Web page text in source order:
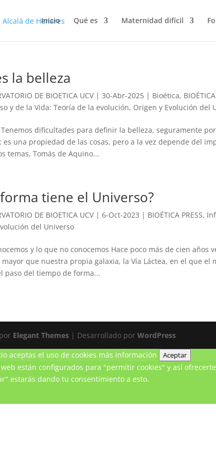
Inicio Qué es Maternidad difícil
la belleza
DE BIOETICA UCV|30-Abr-2025 | Bioética,
y de la Vida: Teoría de la evolución, Origen y Evolución del
Tenemos dificultades para definir la belleza, seguramente
es una propiedad de las cosas, pero a la vez depende del
temas, Tomás de Aquino...
tiene el Universo?
DE BIOETICA UCV|6-Oct-2023 | BIOÉTICA PRESS,
del Universo
y lo que no conocemos Hace poco más de cien años
que nuestra propia galaxia, la Vía Láctea, en el que
paso del tiempo de forma...
Elegant Themes | Desarrollado porWordPress
aceptas el uso de cookies más información Aceptar
web están configurados para "permitir cookies" y así
estarás dando tu consentimiento a esto.